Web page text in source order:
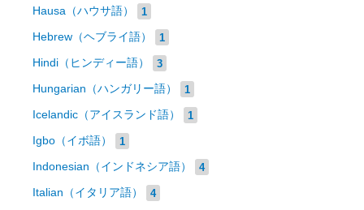
Hausa（ハウサ語） 1
Hebrew（ヘブライ語） 1
Hindi（ヒンディー語） 3
Hungarian（ハンガリー語） 1
Icelandic（アイスランド語） 1
Igbo（イボ語） 1
Indonesian（インドネシア語） 4
Italian（イタリア語） 4